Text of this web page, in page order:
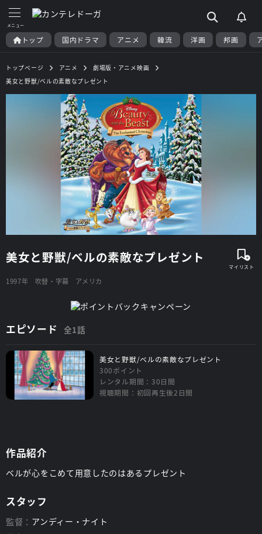
トップ 国内ドラマ アニメ 韓流 洋画 邦画
トップページ アニメ
劇場版・アニメ映画
美女と野獣/ベルの素敵なプレゼント
美女と野獣/ベルの素敵なプレゼント
1997年 吹替・字幕 アメリカ
エピソード 全1話
美女と野獣/ベルの素敵なプレゼント
300ポイント
レンタル期間：30日間
視聴期間：初回再生後2日間
作品紹介
ベルが心をこめて用意したのはあるプレゼント
スタッフ
監督： アンディー・ナイト